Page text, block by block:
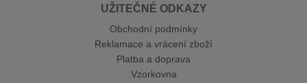
UŽITEČNÉ ODKAZY
Obchodní podmínky
Reklamace a vrácení zboží
Platba a doprava
Vzorkovna